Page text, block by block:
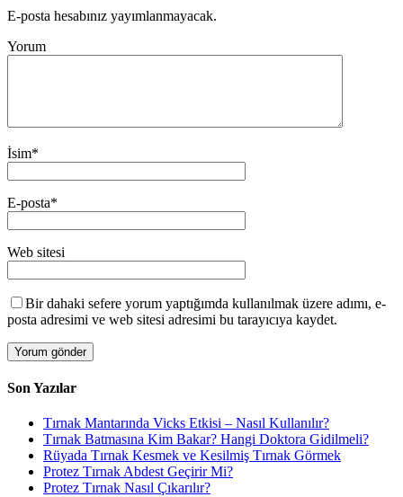
E-posta hesabınız yayımlanmayacak.
Yorum
İsim*
E-posta*
Web sitesi
Bir dahaki sefere yorum yaptığımda kullanılmak üzere adımı, e-
posta adresimi ve web sitesi adresimi bu tarayıcıya kaydet.
Son Yazılar
Tırnak Mantarında Vicks Etkisi – Nasıl Kullanılır?
Tırnak Batmasına Kim Bakar? Hangi Doktora Gidilmeli?
Rüyada Tırnak Kesmek ve Kesilmiş Tırnak Görmek
Protez Tırnak Abdest Geçirir Mi?
Protez Tırnak Nasıl Çıkarılır?